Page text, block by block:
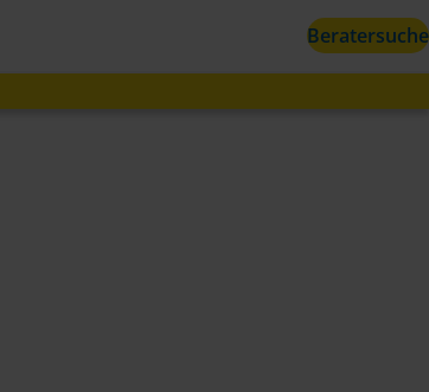
Beratersuche